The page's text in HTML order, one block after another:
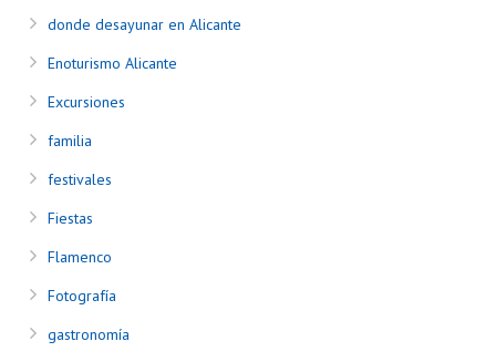
donde desayunar en Alicante
Enoturismo Alicante
Excursiones
familia
festivales
Fiestas
Flamenco
Fotografía
gastronomía